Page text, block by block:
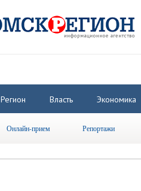
Регион Власть Экономика
Онлайн-прием Репортажи